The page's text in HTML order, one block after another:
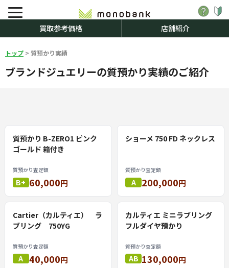
買取参考価格 店舗紹介
トップ > 質預かり実績
ブランドジュエリーの質預かり実績のご紹介
質預かり B-ZERO1 ピンク
ゴールド 箱付き
質預かり査定額
B+ 60,000円
ショーメ 750 FD ネックレス
質預かり査定額
A 200,000円
Cartier（カルティエ） ラ
ブリング 750YG
質預かり査定額
A 40,000円
カルティエ ミニラブリング
フルダイヤ預かり
質預かり査定額
AB 130,000円